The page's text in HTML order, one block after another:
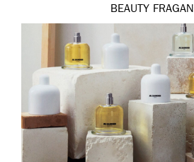
BEAUTY